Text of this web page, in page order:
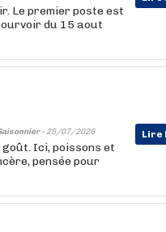
Le premier poste est
du 15 aout
- 25/07/2026 Lire
Ici, poissons et
pensée pour